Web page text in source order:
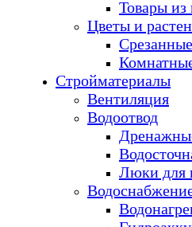
Товары из
Цветы и
Стройматериалы
Вентиляция
Водоотвод
Люки для